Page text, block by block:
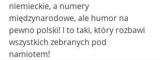
niemieckie, a numery
międzynarodowe, ale humor na
pewno polski! I to taki, który rozbawi
wszystkich zebranych pod
namiotem!